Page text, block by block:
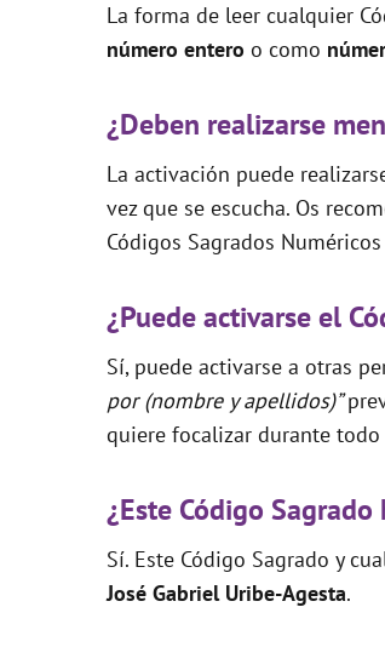
La forma de leer cualquier
número entero o como
¿Deben realizarse
La activación puede
vez que se escucha. Os
Códigos Sagrados
¿Puede activarse el
Sí, puede activarse a otras
por (nombre y apellidos)”
quiere focalizar durante todo
¿Este Código
Sí. Este Código Sagrado y
José Gabriel Uribe-Agesta.